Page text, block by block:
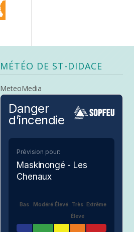
MÉTÉO DE ST-DIDACE
MeteoMedia
Danger
d’incendie
Prévision pour:
Maskinongé - Les
Chenaux
Bas Modéré Élevé
Très
Élevé
Extrême